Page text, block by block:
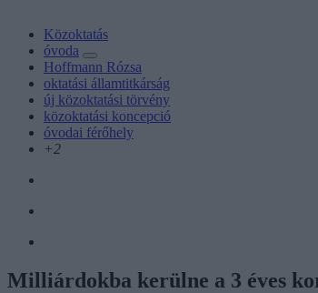
Közoktatás
óvoda
Hoffmann Rózsa
oktatási államtitkárság
új közoktatási törvény
közoktatási koncepció
óvodai férőhely
+2
Milliárdokba kerülne a 3 éves